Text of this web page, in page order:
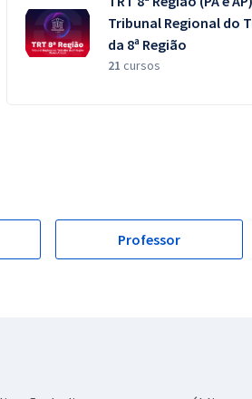
Tribunal Regional do
da 8ª Região
21 cursos
Professor